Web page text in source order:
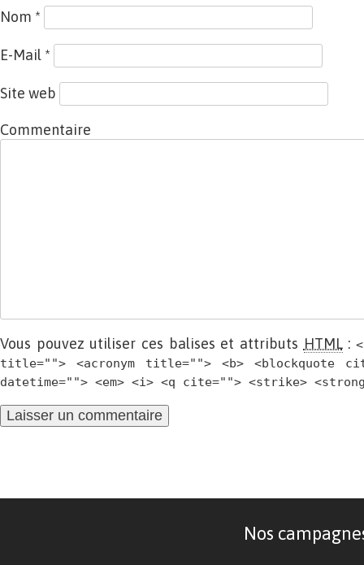
Nom *
E-Mail *
Site web
Commentaire
Vous pouvez utiliser ces balises et attributs HTML:
title=""> <acronym title=""> <b> <blockquote
datetime=""> <em> <i> <q cite=""> <strike>
Nos